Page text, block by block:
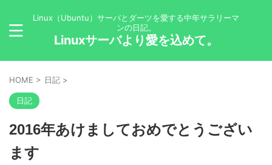
Linux（Ubuntu）サーバとダーツを愛する中年サラリーマ
ンの日記。
Linuxサーバより愛を込めて。
HOME > 日記 >
日記
2016年あけましておめでとうござい
ます